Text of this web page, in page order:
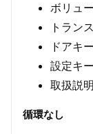
ボリュ
トランス
ドアキー
設定キ
取扱説
循環なし